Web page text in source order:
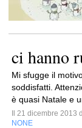
ci hanno
Mi sfugge il
soddisfatti.
è quasi Natale e
Il 21 dicembre 2013
NONE